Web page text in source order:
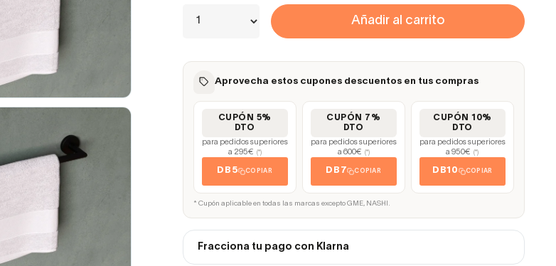
Añadir al carrito
Aprovecha estos cupones descuentos en tus compras
CUPÓN 5%
DTO
para pedidos superiores
a 295€
(*)
DB5 COPIAR
CUPÓN 7%
DTO
para pedidos superiores
a 600€
(*)
DB7 COPIAR
CUPÓN 10%
DTO
para pedidos superiores
a 950€
(*)
DB10 COPIAR
* Cupón aplicable en todas las marcas excepto GME, NASHI.
Fracciona tu pago con Klarna